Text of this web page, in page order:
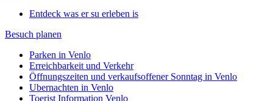
Entdeck was er su erleben is
Besuch planen
Parken in Venlo
Erreichbarkeit und Verkehr
Öffnungszeiten und verkaufsoffener Sonntag in Venlo
Ubernachten in Venlo
Toerist Information Venlo